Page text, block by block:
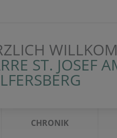
ST. JOSEF
CHRONIK